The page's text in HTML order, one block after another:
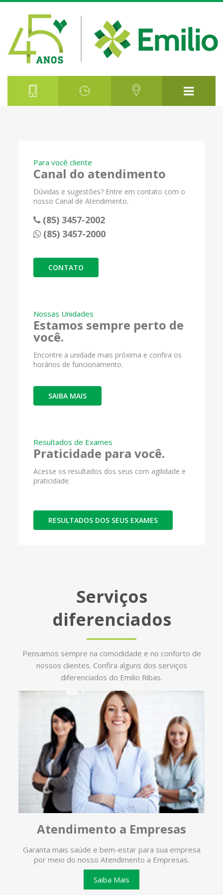
Para você cliente
Canal do atendimento
Dúvidas e sugestões? Entre em contato com o
nosso Canal de Atendimento.
(85) 3457-2002
(85) 3457-2000
CONTATO
Nossas Unidades
Estamos sempre perto de
você.
Encontre a unidade mais próxima e confira os
horários de funcionamento.
SAIBA MAIS
Resultados de Exames
Praticidade para você.
Acesse os resultados dos seus com agilidade e
praticidade.
RESULTADOS DOS SEUS EXAMES
Serviços
diferenciados
Pensamos sempre na comodidade e no conforto de
nossos clientes. Confira alguns dos serviços
diferenciados do Emilio Ribas.
Atendimento a Empresas
Garanta mais saúde e bem-estar para sua empresa
por meio do nosso Atendimento a Empresas.
Saiba Mais